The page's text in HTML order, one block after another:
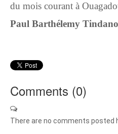
du mois courant à
Paul Barthélemy Tindano
Comments (0)
There are no comments posted